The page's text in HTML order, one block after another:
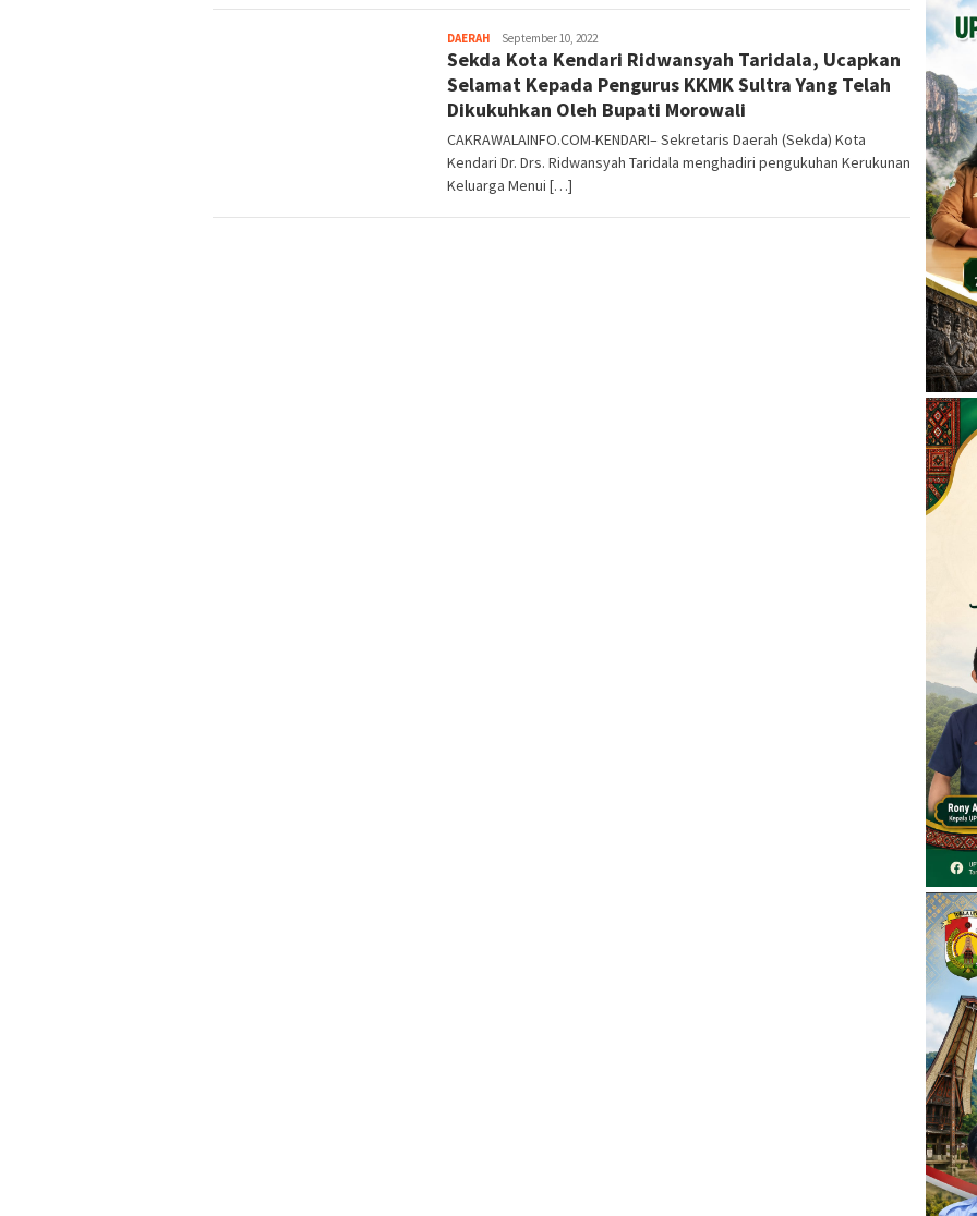
DAERAH Kusuma
Perwira
September 10, 2022
Sekda Kota Kendari Ridwansyah Taridala, Ucapkan
Selamat Kepada Pengurus KKMK Sultra Yang Telah
Dikukuhkan Oleh Bupati Morowali
CAKRAWALAINFO.COM-KENDARI– Sekretaris Daerah (Sekda) Kota
Kendari Dr. Drs. Ridwansyah Taridala menghadiri pengukuhan Kerukunan
Keluarga Menui […]